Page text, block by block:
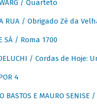
/ Quarteto
RUA / Obrigado Zé da
SÁ / Roma 1700
DELUCHI / Cordas de
4
BASTOS E MAURO